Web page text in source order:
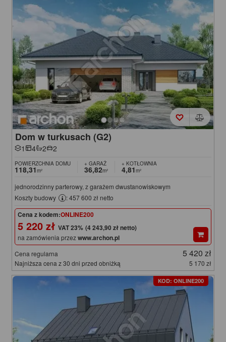
Dom w turkusach (G2)
1 4 2 2
POWIERZCHNIA DOMU
118,31m²
+ GARAŻ
36,82m²
+ KOTŁOWNIA
4,81m²
jednorodzinny parterowy, z garażem dwustanowiskowym
Koszty budowy
: 457 600 zł netto
Cena z kodem:ONLINE200
5 220 zł (4 243,90 zł netto)
na zamówienia przezwww.archon.pl
Cena regularna 5 420 zł
Najniższa cena z 30 dni przed obniżką 5 170 zł
KOD: ONLINE200